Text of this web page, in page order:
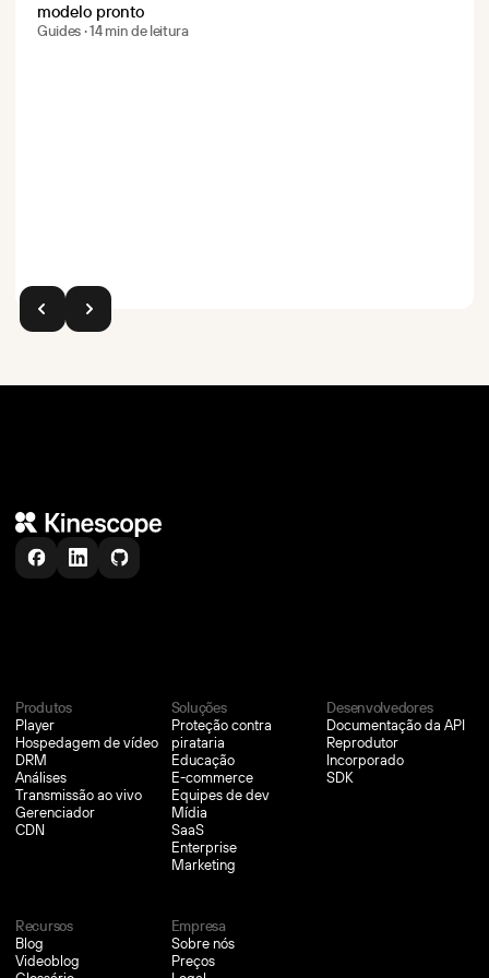
modelo pronto
Guides · 14 min de leitura
Produtos
Player
Hospedagem de vídeo
DRM
Análises
Transmissão ao vivo
Gerenciador
CDN
Soluções
Proteção contra
pirataria
Educação
E-commerce
Equipes de dev
Mídia
SaaS
Enterprise
Marketing
Desenvolvedores
Documentação da API
Reprodutor
Incorporado
SDK
Recursos
Blog
Videoblog
Empresa
Sobre nós
Preços